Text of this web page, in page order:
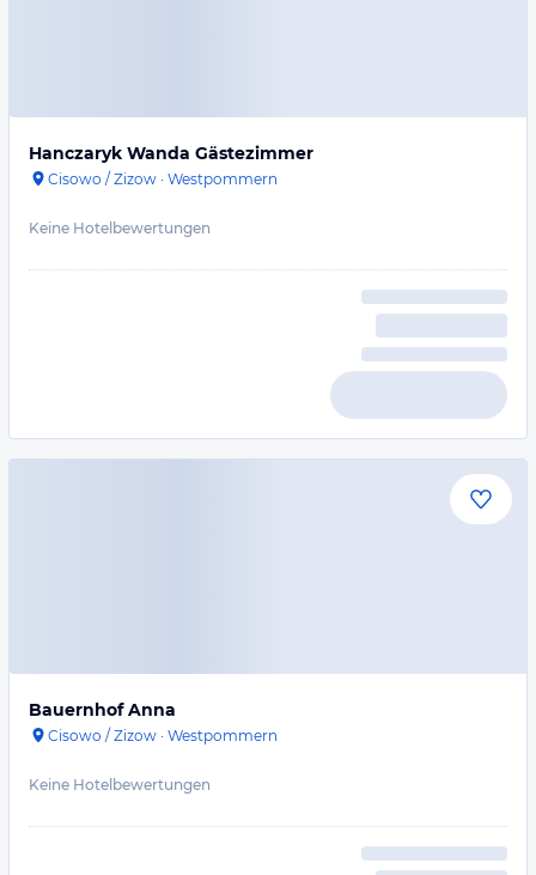
Hanczaryk Wanda Gästezimmer
Cisowo / Zizow · Westpommern
Keine Hotelbewertungen
Bauernhof Anna
Cisowo / Zizow · Westpommern
Keine Hotelbewertungen